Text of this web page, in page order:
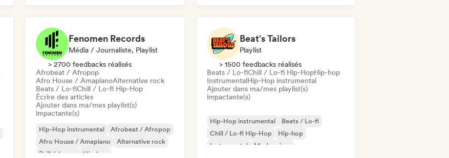
Fenomen Records
Média / Journaliste, Playlist
> 2700 feedbacks réalisés
Afrobeat / Afropop
Afro House / AmapianoAlternative rock
Beats / Lo-fiChill / Lo-fi Hip-Hop
Écrire des articles
Ajouter dans ma/mes playlist(s)
impactante(s)
Hip-Hop instrumental
Afrobeat / Afropop
Afro House / Amapiano
Alternative rock
Drill / Jersey
Hip-hop
Beat's Tailors
Playlist
> 1500 feedbacks réalisés
Beats / Lo-fiChill / Lo-fi Hip-HopHip-hop
InstrumentalHip-Hop instrumental
Ajouter dans ma/mes playlist(s)
impactante(s)
Hip-Hop instrumental
Beats / Lo-fi
Chill / Lo-fi Hip-Hop
Hip-hop
Instrumental
Modern jazz